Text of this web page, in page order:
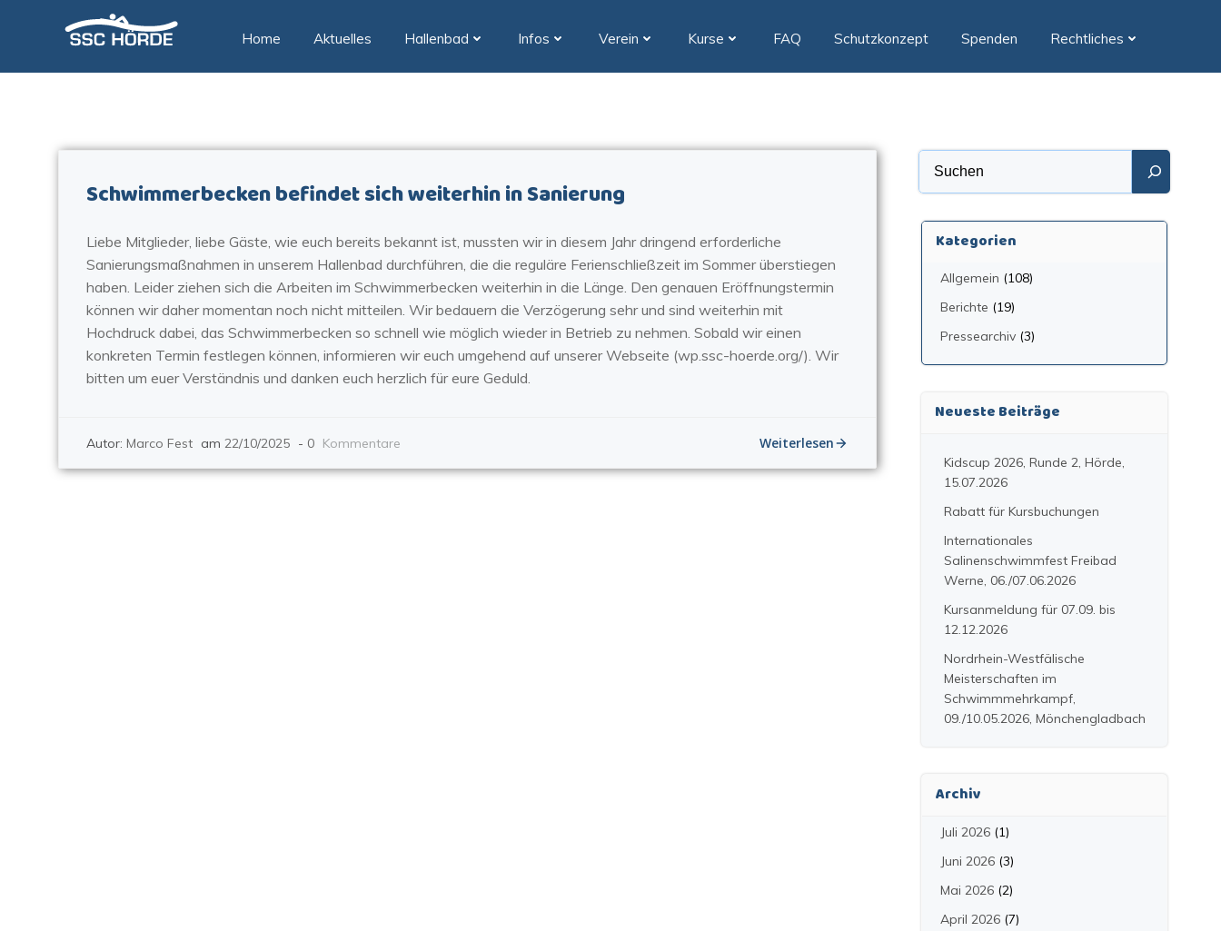
Home Aktuelles Hallenbad Infos Verein Kurse FAQ Schutzkonzept Spenden Rechtliches
Schwimmerbecken befindet sich weiterhin in Sanierung
Liebe Mitglieder, liebe Gäste, wie euch bereits bekannt ist, mussten wir in diesem Jahr dringend erforderliche
Sanierungsmaßnahmen in unserem Hallenbad durchführen, die die reguläre Ferienschließzeit im Sommer überstiegen
haben. Leider ziehen sich die Arbeiten im Schwimmerbecken weiterhin in die Länge. Den genauen Eröffnungstermin
können wir daher momentan noch nicht mitteilen. Wir bedauern die Verzögerung sehr und sind weiterhin mit
Hochdruck dabei, das Schwimmerbecken so schnell wie möglich wieder in Betrieb zu nehmen. Sobald wir einen
konkreten Termin festlegen können, informieren wir euch umgehend auf unserer Webseite (wp.ssc-hoerde.org/). Wir
bitten um euer Verständnis und danken euch herzlich für eure Geduld.
Autor: Marco Fest am 22/10/2025 - 0 Kommentare Weiterlesen
Kategorien
Allgemein (108)
Berichte (19)
Pressearchiv(3)
Neueste Beiträge
Kidscup 2026, Runde 2, Hörde,
15.07.2026
Rabatt für Kursbuchungen
Internationales
Salinenschwimmfest Freibad
Werne, 06./07.06.2026
Kursanmeldung für 07.09. bis
12.12.2026
Nordrhein-Westfälische
Meisterschaften im
Schwimmmehrkampf,
09./10.05.2026, Mönchengladbach
Archiv
Juli 2026(1)
Juni 2026(3)
Mai 2026(2)
April 2026(7)